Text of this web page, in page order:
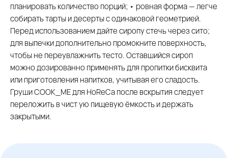
планировать количество порций; • ровная форма — легче
собирать тарты и десерты с одинаковой геометрией.
Перед использованием дайте сиропу стечь через сито;
для выпечки дополнительно промокните поверхность,
чтобы не переувлажнить тесто. Оставшийся сироп
можно дозированно применять для пропитки бисквита
или приготовления напитков, учитывая его сладость.
Груши COOK_ME для HoReCa после вскрытия следует
переложить в чист ую пищевую ёмкость и держать
закрытыми.